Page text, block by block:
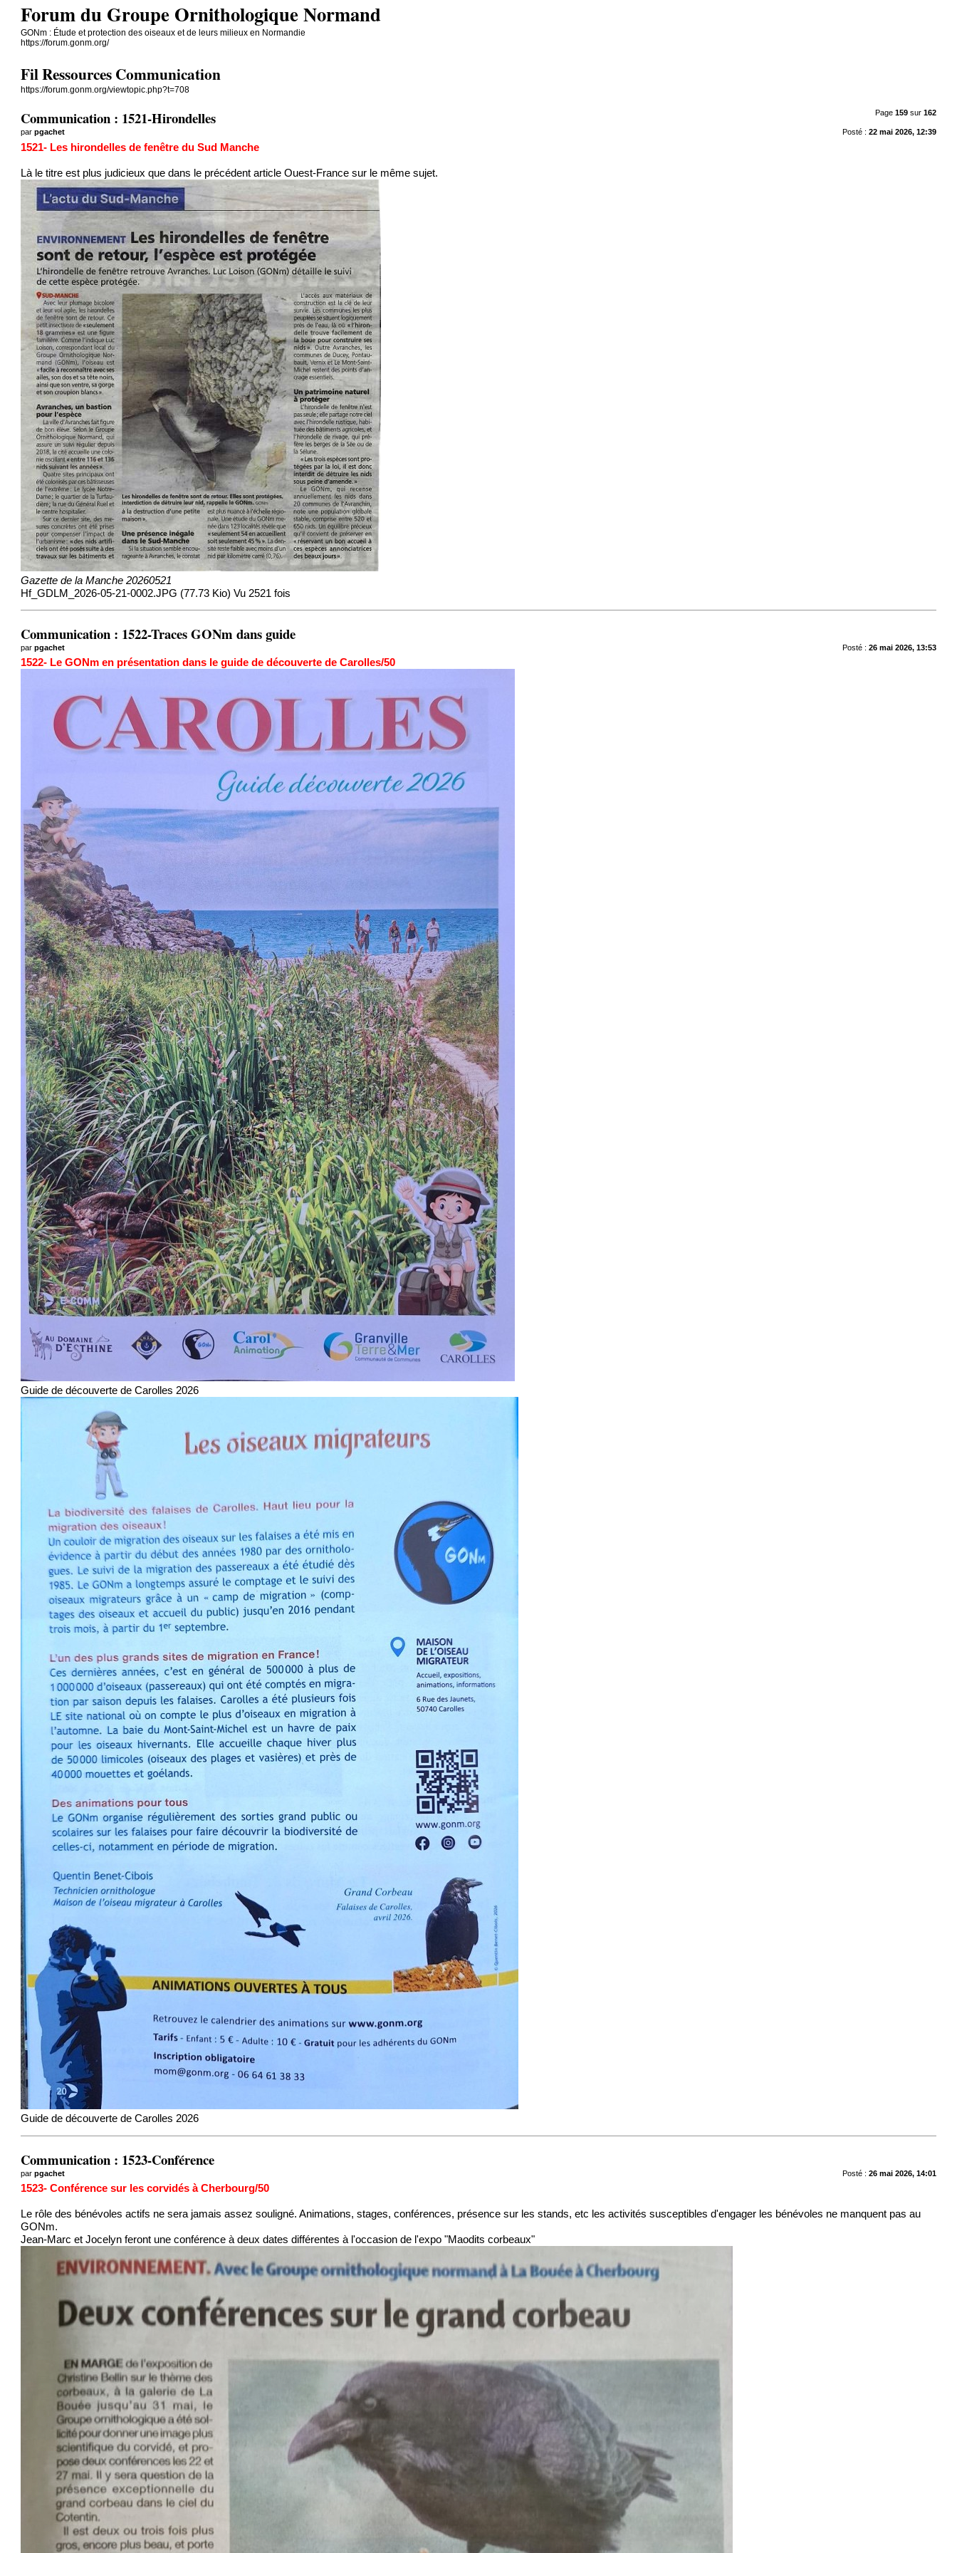
Forum du Groupe Ornithologique Normand
GONm : Étude et protection des oiseaux et de leurs milieux en Normandie
https://forum.gonm.org/
Fil Ressources Communication
https://forum.gonm.org/viewtopic.php?t=708
Page 159sur 162
Communication : 1521-Hirondelles
Posté : 22 mai 2026, 12:39
parpgachet
1521- Les hirondelles de fenêtre du Sud Manche
Là le titre est plus judicieux que dans le précédent article Ouest-France sur le même sujet.
Gazette de la Manche 20260521
Hf_GDLM_2026-05-21-0002.JPG (77.73 Kio) Vu 2521 fois
Communication : 1522-Traces GONm dans guide
Posté : 26 mai 2026, 13:53
parpgachet
1522- Le GONm en présentation dans le guide de découverte de Carolles/50
Guide de découverte de Carolles 2026
Guide de découverte de Carolles 2026
Communication : 1523-Conférence
Posté : 26 mai 2026, 14:01
parpgachet
1523- Conférence sur les corvidés à Cherbourg/50
Le rôle des bénévoles actifs ne sera jamais assez souligné. Animations, stages, conférences, présence sur les stands, etc les activités susceptibles d'engager les bénévoles ne manquent pas au
GONm.
Jean-Marc et Jocelyn feront une conférence à deux dates différentes à l'occasion de l'expo "Maodits corbeaux"